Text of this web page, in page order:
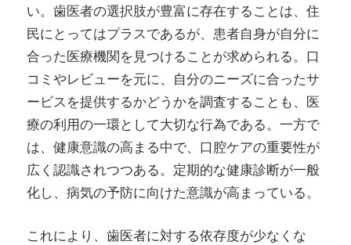
い。歯医者の選択肢が豊富に存在することは、住
民にとってはプラスであるが、患者自身が自分に
合った医療機関を見つけることが求められる。口
コミやレビューを元に、自分のニーズに合ったサ
ービスを提供するかどうかを調査することも、医
療の利用の一環として大切な行為である。一方で
は、健康意識の高まる中で、口腔ケアの重要性が
広く認識されつつある。定期的な健康診断が一般
化し、病気の予防に向けた意識が高まっている。
これにより、歯医者に対する依存度が少なくな